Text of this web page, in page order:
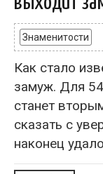
Знаменитости
Как стало
замуж. Для
станет
сказать с
наконец